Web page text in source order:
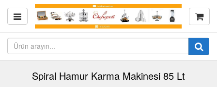
Spiral Hamur Karma Makinesi 85 Lt